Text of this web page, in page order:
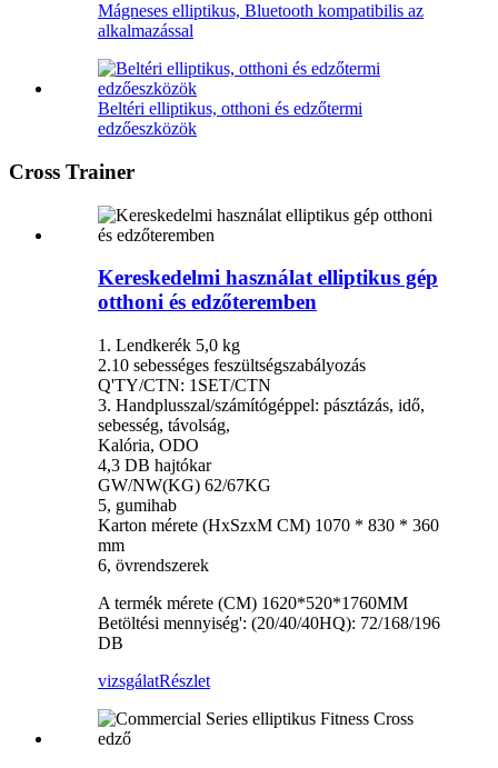
Mágneses elliptikus, Bluetooth kompatibilis az
alkalmazással
Beltéri elliptikus, otthoni és edzőtermi
edzőeszközök
Cross Trainer
Kereskedelmi használat elliptikus gép
otthoni és edzőteremben
1. Lendkerék 5,0 kg
2.10 sebességes feszültségszabályozás
Q'TY/CTN: 1SET/CTN
3. Handplusszal/számítógéppel: pásztázás, idő,
sebesség, távolság,
Kalória, ODO
4,3 DB hajtókar
GW/NW(KG) 62/67KG
5, gumihab
Karton mérete (HxSzxM CM) 1070 * 830 * 360
mm
6, övrendszerek
A termék mérete (CM) 1620*520*1760MM
Betöltési mennyiség': (20/40/40HQ): 72/168/196
DB
vizsgálatRészlet